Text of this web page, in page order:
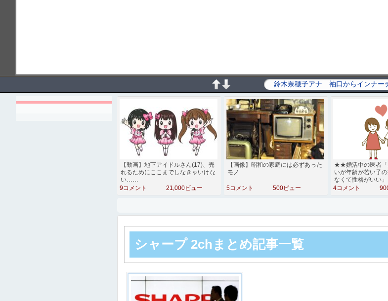
【動画】地下アイドルさん(17)、売
れるためにここまでしなきゃいけな
い……
9コメント
21,000ビュー
【画像】昭和の家庭には必ずあった
モノ
5コメント 500ビュー
★★婚活中の医者「
いが年齢が若い子
なくて性格がいい」
4コメント
シャープ 2chまとめ記事一覧